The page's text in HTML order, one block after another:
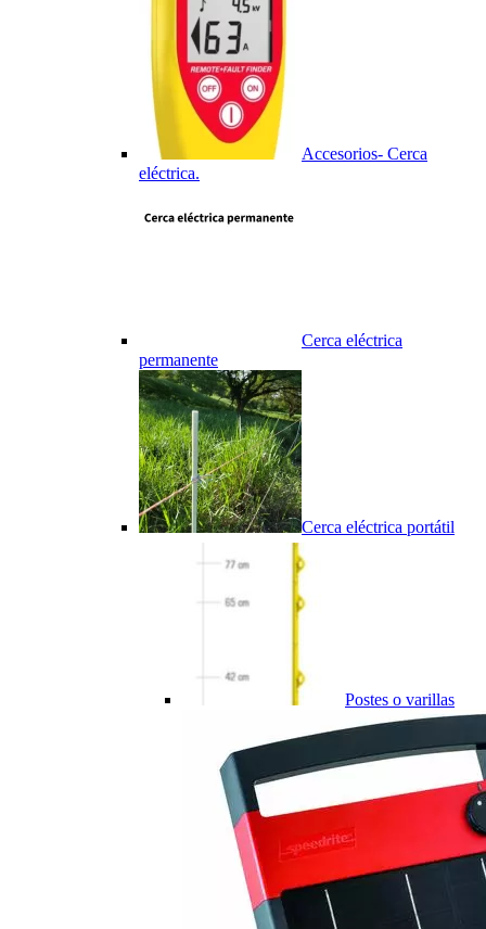
Accesorios- Cerca
eléctrica.
Cerca eléctrica
permanente
Cerca eléctrica portátil
Postes o varillas